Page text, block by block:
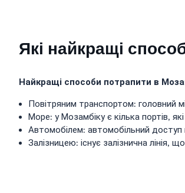
Які найкращі
Найкращі способи потрапити в
Повітряним транспортом: головний
Море: у Мозамбіку є кілька портів,
Автомобілем: автомобільний доступ
Залізницею: існує залізнична